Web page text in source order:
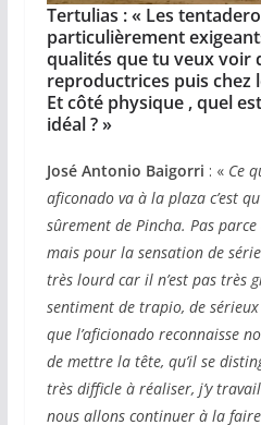
Tertulias : « Les
particulièrement
qualités que tu veux voir
reproductrices puis chez
Et côté physique , quel
idéal ?»
José Antonio Baigorri : « Ce
aficonado va à la plaza c’est
sûrement de Pincha. Pas
mais pour la sensation de
très lourd car il n’est pas très
sentiment de trapio, de
que l’aficionado reconnaisse
de mettre la tête, qu’il se
très difficle à réaliser, j’y
nous allons continuer à la